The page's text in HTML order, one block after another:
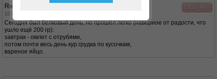
Olga_A
Re: И я с вами!
10 фев 2014, 00:47
Сегодня был белковый день, но прошёл легко (наверное от радости, что
ушло ещё 200 гр):
завтрак - омлет с отрубями,
потом почти весь день кур.грудка по кусочкам,
вареное яйцо.